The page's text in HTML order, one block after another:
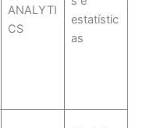
ANALYTI
CS
estatístic
as